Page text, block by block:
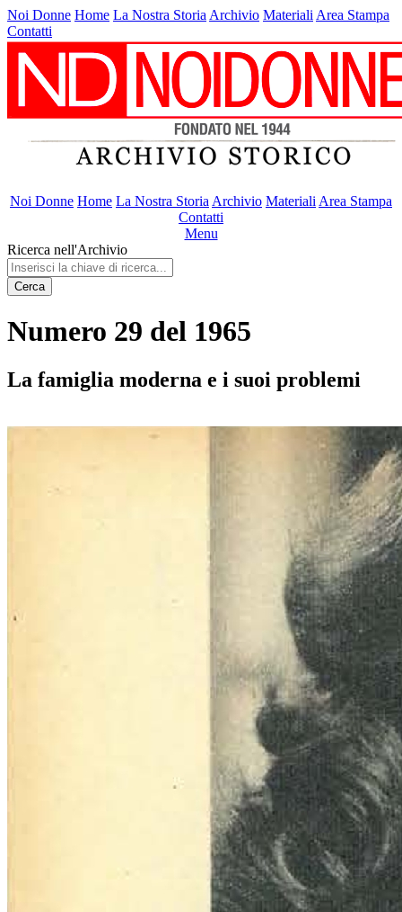
Noi Donne Home La Nostra Storia Archivio Materiali Area Stampa
Contatti
Noi Donne Home La Nostra Storia Archivio Materiali Area Stampa
Contatti
Menu
Ricerca nell'Archivio
Cerca
Numero 29 del 1965
La famiglia moderna e i suoi problemi